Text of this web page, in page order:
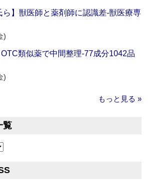
ら】獣医師と薬剤師に認識差‐獣医療専
)
OTC類似薬で中間整理‐77成分1042品
)
もっと見る »
覧